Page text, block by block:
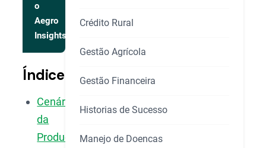
o
Aegro
Insights
Índice
Cenário
da
Produção
Crédito Rural
Gestão Agrícola
Gestão Financeira
Historias de Sucesso
Manejo de Doencas